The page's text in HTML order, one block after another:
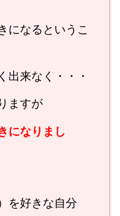
になるというこ
出来なく・・・
ますが
になりまし
を好きな自分